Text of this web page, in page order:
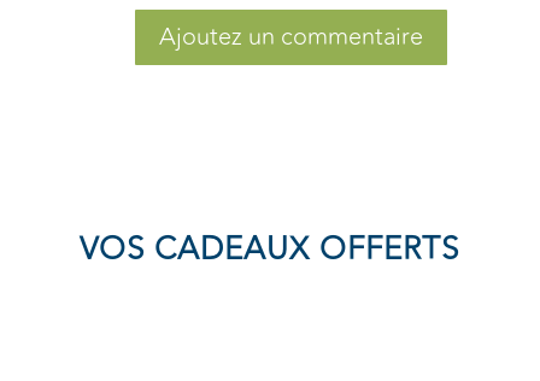
Ajoutez un commentaire
VOS CADEAUX OFFERTS